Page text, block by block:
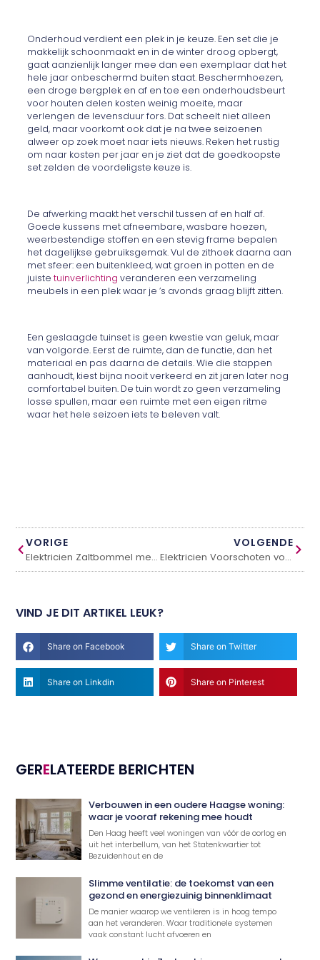
Onderhoud verdient een plek in je keuze. Een set die je
makkelijk schoonmaakt en in de winter droog opbergt,
gaat aanzienlijk langer mee dan een exemplaar dat het
hele jaar onbeschermd buiten staat. Beschermhoezen,
een droge bergplek en af en toe een onderhoudsbeurt
voor houten delen kosten weinig moeite, maar
verlengen de levensduur fors. Dat scheelt niet alleen
geld, maar voorkomt ook dat je na twee seizoenen
alweer op zoek moet naar iets nieuws. Reken het rustig
om naar kosten per jaar en je ziet dat de goedkoopste
set zelden de voordeligste keuze is.
De afwerking maakt het verschil tussen af en half af.
Goede kussens met afneembare, wasbare hoezen,
weerbestendige stoffen en een stevig frame bepalen
het dagelijkse gebruiksgemak. Vul de zithoek daarna aan
met sfeer: een buitenkleed, wat groen in potten en de
juistetuinverlichting veranderen een verzameling
meubels in een plek waar je ’s avonds graag blijft zitten.
Een geslaagde tuinset is geen kwestie van geluk, maar
van volgorde. Eerst de ruimte, dan de functie, dan het
materiaal en pas daarna de details. Wie die stappen
aanhoudt, kiest bijna nooit verkeerd en zit jaren later nog
comfortabel buiten. De tuin wordt zo geen verzameling
losse spullen, maar een ruimte met een eigen ritme
waar het hele seizoen iets te beleven valt.
VORIGE
Elektricien Zaltbommel met spoedservice
VOLGENDE
Elektricien Voorschoten voor vakwerk en spoedhulp
VIND JE DIT ARTIKEL LEUK?
Share on Facebook Share on Twitter
Share on Linkdin Share on Pinterest
GERELATEERDE BERICHTEN
Verbouwen in een oudere Haagse woning:
waar je vooraf rekening mee houdt
Den Haag heeft veel woningen van vóór de oorlog en
uit het interbellum, van het Statenkwartier tot
Bezuidenhout en de
Slimme ventilatie: de toekomst van een
gezond en energiezuinig binnenklimaat
De manier waarop we ventileren is in hoog tempo
aan het veranderen. Waar traditionele systemen
vaak constant lucht afvoeren en